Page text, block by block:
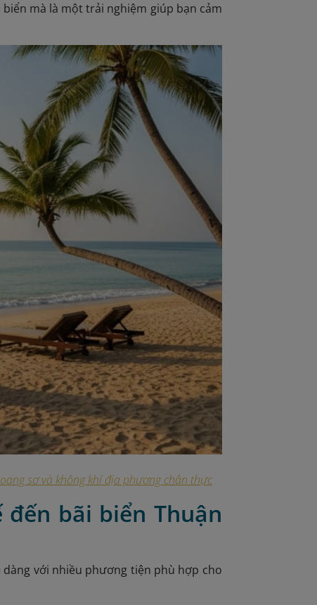
mà là một trải nghiệm giúp bạn cảm
sơ và không khí địa phương chân thực
bãi biển Thuận
với nhiều phương tiện phù hợp cho